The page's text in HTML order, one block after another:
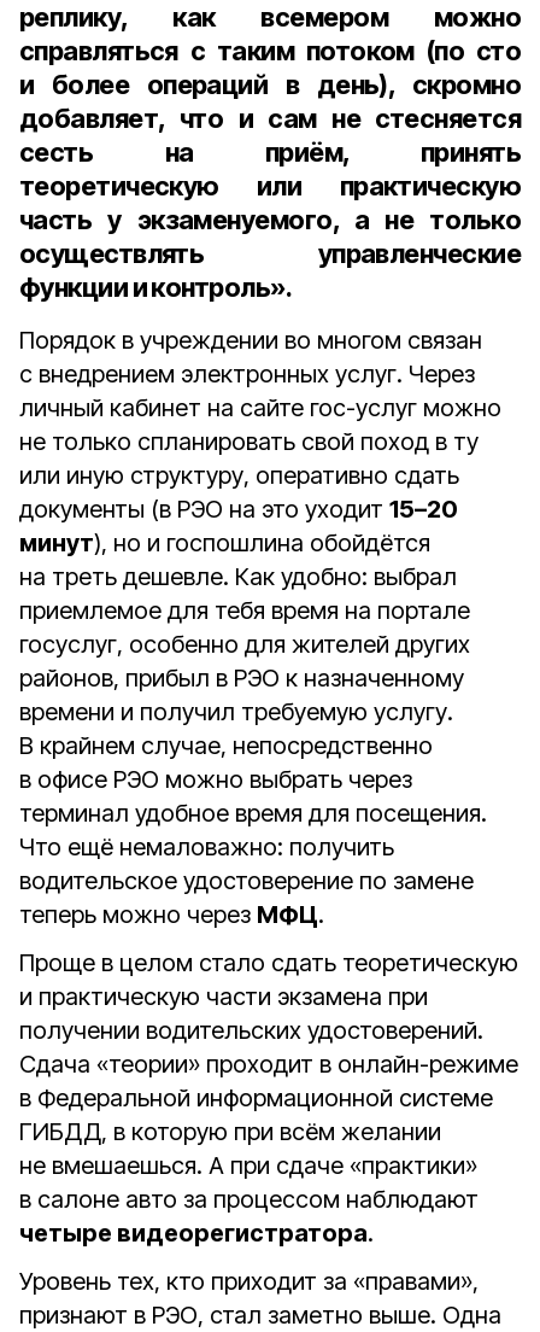
реплику, как всемером можно
справляться с таким потоком (по сто
и более операций в день), скромно
добавляет, что и сам не стесняется
сесть на приём, принять
теоретическую или практическую
часть у экзаменуемого, а не только
осуществлять управленческие
функции и контроль».
Порядок в учреждении во многом связан
с внедрением электронных услуг. Через
личный кабинет на сайте гос-услуг можно
не только спланировать свой поход в ту
или иную структуру, оперативно сдать
документы (в РЭО на это уходит 15–20
минут), но и госпошлина обойдётся
на треть дешевле. Как удобно: выбрал
приемлемое для тебя время на портале
госуслуг, особенно для жителей других
районов, прибыл в РЭО к назначенному
времени и получил требуемую услугу.
В крайнем случае, непосредственно
в офисе РЭО можно выбрать через
терминал удобное время для посещения.
Что ещё немаловажно: получить
водительское удостоверение по замене
теперь можно через МФЦ.
Проще в целом стало сдать теоретическую
и практическую части экзамена при
получении водительских удостоверений.
Сдача «теории» проходит в онлайн-режиме
в Федеральной информационной системе
ГИБДД, в которую при всём желании
не вмешаешься. А при сдаче «практики»
в салоне авто за процессом наблюдают
четыре видеорегистратора.
Уровень тех, кто приходит за «правами»,
признают в РЭО, стал заметно выше. Одна